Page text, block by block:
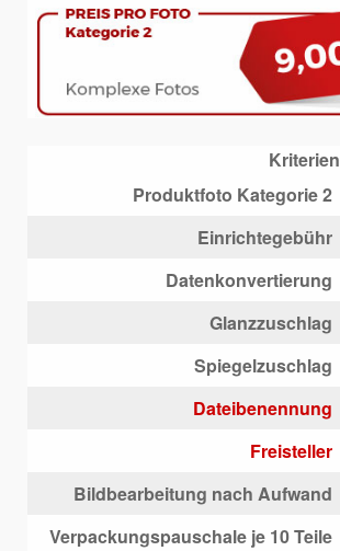
Kriterien
Produktfoto Kategorie 2
Einrichtegebühr
Datenkonvertierung
Glanzzuschlag
Spiegelzuschlag
Dateibenennung
Freisteller
Bildbearbeitung nach Aufwand
Verpackungspauschale je 10 Teile